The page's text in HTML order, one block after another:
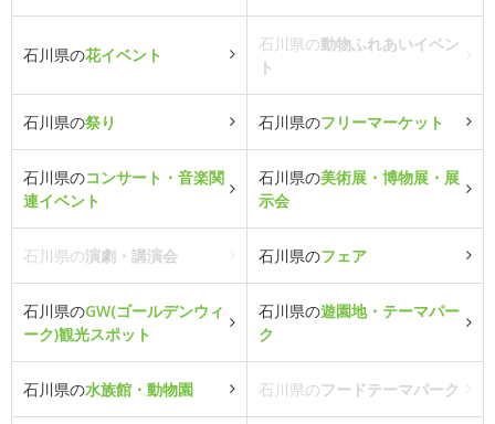
石川県の花イベント
石川県の動物ふれあいイベン
ト
石川県の祭り 石川県のフリーマーケット
石川県のコンサート・音楽関
連イベント
石川県の美術展・博物展・展
示会
石川県の演劇・講演会 石川県のフェア
石川県のGW(ゴールデンウィ
ーク)観光スポット
石川県の遊園地・テーマパー
ク
石川県の水族館・動物園 石川県のフードテーマパーク